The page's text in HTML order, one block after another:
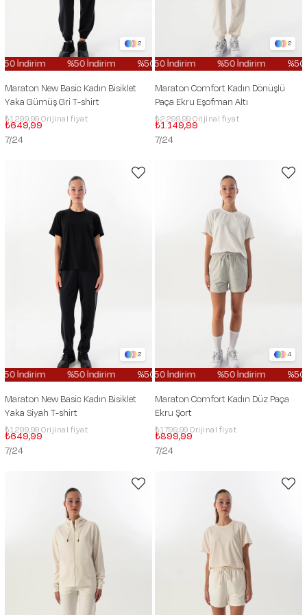
2
%50 İndirim %50 İndirim %50 İndirim %50 İndirim
Maraton New Basic Kadın Bisiklet
Yaka Gümüş Gri T-shirt
₺649,99
₺1.299,99
7/24
2
%50 İndirim %50 İndirim
Maraton Comfort Kadın Dönüşlü
Paça Ekru Eşofman Altı
₺1.149,99
₺2.299,99
7/24
2
%50 İndirim %50 İndirim %50 İndirim %50 İndirim
Maraton New Basic Kadın Bisiklet
Yaka Siyah T-shirt
₺649,99
₺1.299,99
7/24
4
%50 İndirim %50 İndirim
Maraton Comfort Kadın Düz Paça
Ekru Şort
₺899,99
₺1.799,99
7/24